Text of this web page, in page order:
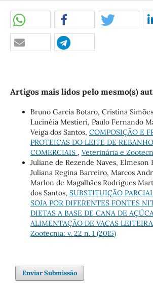
Artigos mais lidos pelo mesmo(s)
Bruno Garcia Botaro, Cristina
Lucinéia Mestieri, Paulo Fernando
Veiga dos Santos, COMPOSIÇÃO E
PROTEICAS DO LEITE DE
COMERCIAIS , Veterinária e
Juliane de Rezende Naves, Elmeson
Juliana Regina Barreiro, Marcos
Marlon de Magalhães Rodrigues
dos Santos, SUBSTITUIÇÃO
SOJA POR DIFERENTES FONTES
DIETAS A BASE DE CANA DE
ALIMENTAÇÃO DE VACAS
Zootecnia: v. 22 n. 1 (2015)
Enviar Submissão